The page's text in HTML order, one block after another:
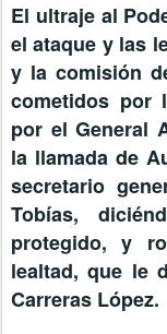
El ultraje al
el ataque y las
y la comisión
cometidos por
por el General
la llamada de
secretario
Tobías,
protegido, y
lealtad, que le
Carreras López.